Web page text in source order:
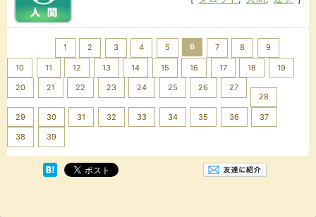
1 2 3 4 5 6 7 8 9
10 11 12 13 14 15 16 17 18 19
20 21 22 23 24 25 26
27
28
29 30 31 32 33 34 35 36 37
38 39